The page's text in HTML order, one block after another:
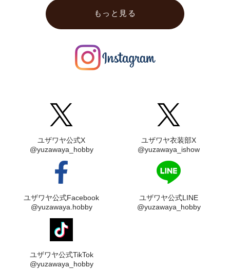
もっと見る
ユザワヤ公式X
@yuzawaya_hobby
ユザワヤ衣装部X
@yuzawaya_ishow
ユザワヤ公式Facebook
@yuzawaya.hobby
ユザワヤ公式LINE
@yuzawaya_hobby
ユザワヤ公式TikTok
@yuzawaya_hobby